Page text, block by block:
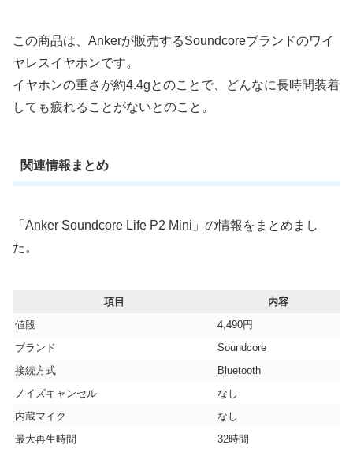
この商品は、Ankerが販売するSoundcoreブランドのワイ
ヤレスイヤホンです。
イヤホンの重さが約4.4gとのことで、どんなに長時間装着
しても疲れることがないとのこと。
関連情報まとめ
「Anker Soundcore Life P2 Mini」の情報をまとめまし
た。
項目
内容
値段
4,490円
ブランド
Soundcore
接続方式
Bluetooth
ノイズキャンセル
なし
内蔵マイク
なし
最大再生時間
32時間